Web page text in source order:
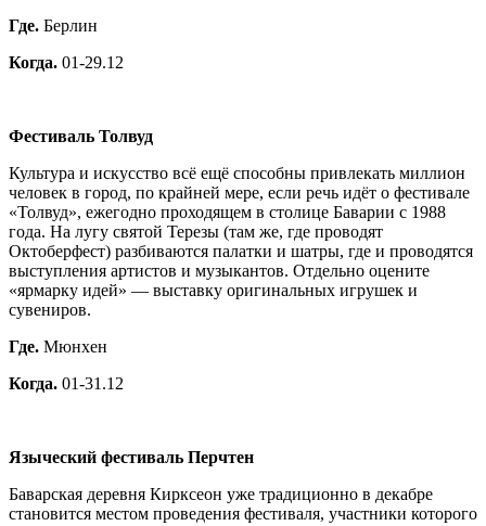
Где. Берлин
Когда. 01-29.12
Фестиваль Толвуд
Культура и искусство всё ещё способны привлекать миллион
человек в город, по крайней мере, если речь идёт о фестивале
«Толвуд», ежегодно проходящем в столице Баварии с 1988
года. На лугу святой Терезы (там же, где проводят
Октоберфест) разбиваются палатки и шатры, где и проводятся
выступления артистов и музыкантов. Отдельно оцените
«ярмарку идей» — выставку оригинальных игрушек и
сувениров.
Где. Мюнхен
Когда. 01-31.12
Языческий фестиваль Перчтен
Баварская деревня Кирксеон уже традиционно в декабре
становится местом проведения фестиваля, участники которого